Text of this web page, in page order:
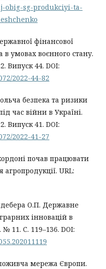
obig-sg-produkciyi-ta-
фінансової
в умовах воєнного стану.
Випуск 44. DOI:
2022-44-82
безпека та ризики
час війни в Україні.
Випуск 41. DOI:
2022-41-27
почав працювати
URL:
О.П. Державне
інновацій в
11. С. 119–136. DOI:
мережа Європи.